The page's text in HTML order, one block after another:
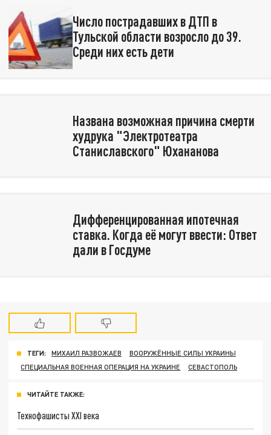
Число пострадавших в ДТП в
Тульской области возросло до 39.
Среди них есть дети
Названа возможная причина смерти
худрука "Электротеатра
Станиславского" Юхананова
Дифференцированная ипотечная
ставка. Когда её могут ввести: Ответ
дали в Госдуме
ТЕГИ: МИХАИЛ РАЗВОЖАЕВ
ВООРУЖЁННЫЕ СИЛЫ УКРАИНЫ
СПЕЦИАЛЬНАЯ ВОЕННАЯ ОПЕРАЦИЯ НА УКРАИНЕ
СЕВАСТОПОЛЬ
ЧИТАЙТЕ ТАКЖЕ:
Технофашисты XXI века